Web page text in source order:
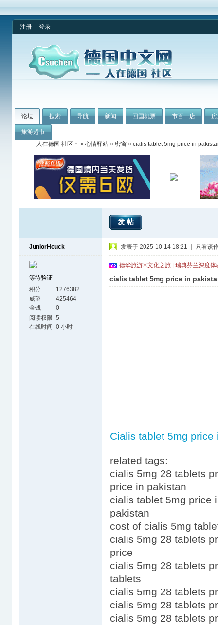
注册 登录
论坛 搜索 导航 新闻 回国机票 市百一店
旅游超市
人在德国 社区
» 心情驿站 » 密窗 » cialis tablet 5mg price in
发帖
JuniorHouck
等待验证
积分
1276382
威望
425464
金钱
0
阅读权限 5
在线时间 0 小时
发表于 2025-10-14 18:21 只看该
德华旅游✳文化之旅 | 瑞典芬兰深度
cialis tablet 5mg price in
Cialis tablet 5mg price
related tags:
cialis 5mg 28 tablets
price in pakistan
cialis tablet 5mg price
pakistan
cost of cialis 5mg
cialis 5mg 28 tablets
price
cialis 5mg 28 tablets
tablets
cialis 5mg 28 tablets
cialis 5mg 28 tablets
cialis 5mg 28 tablets